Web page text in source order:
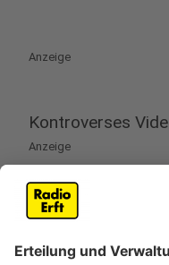
Anzeige
Kontroverses
Anzeige
In der aufgeladenen
die Präsidentin und